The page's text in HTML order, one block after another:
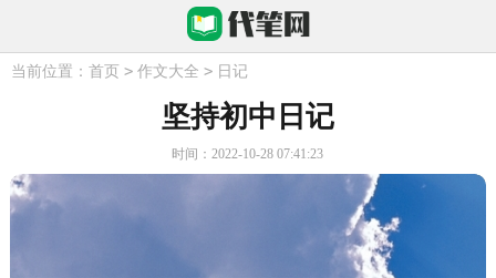
当前位置： 首页 > 作文大全 > 日记
坚持初中日记
时间：2022-10-28 07:41:23